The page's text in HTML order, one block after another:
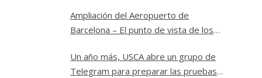
Ampliación del Aeropuerto de
Barcelona – El punto de vista de los
Un año más, USCA abre un grupo de
Telegram para preparar las pruebas